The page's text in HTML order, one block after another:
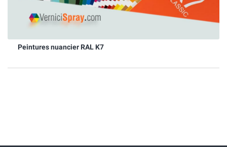
Peintures nuancier RAL K7